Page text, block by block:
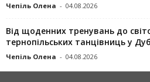
Чепіль Олена - 04.08.2026
Від щоденних тренувань до
тернопільських танцівниць у
Чепіль Олена - 04.08.2026